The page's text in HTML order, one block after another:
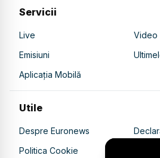
Servicii
Live
Video
Emisiuni
Aplicația Mobilă
Utile
Despre Euronews
Politica Cookie